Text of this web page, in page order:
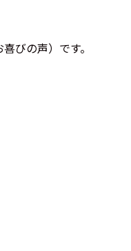
びの声）です。